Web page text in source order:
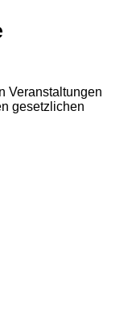
Veranstaltungen
gesetzlichen